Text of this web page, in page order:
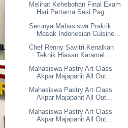
Melihat Kehebohan Final Exam
Hari Pertama Sesi Pag...
Serunya Mahasiswa Praktik
Masak Indonesian Cuisine...
Chef Renny Savitri Kenalkan
Teknik Hiasan Karamel ...
Mahasiswa Pastry Art Class
Akpar Majapahit All Out...
Mahasiswa Pastry Art Class
Akpar Majapahit All Out...
Mahasiswa Pastry Art Class
Akpar Majapahit All Out...